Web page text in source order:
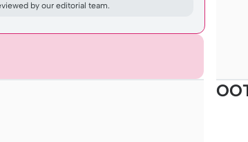
by our editorial team.